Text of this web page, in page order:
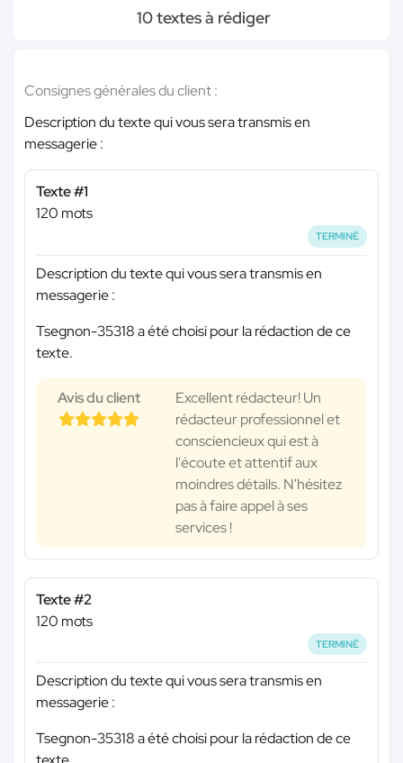
10 textes à rédiger
Consignes générales du client :
Description du texte qui vous sera transmis en
messagerie :
Texte #1
120 mots
TERMINÉ
Description du texte qui vous sera transmis en
messagerie :
Tsegnon-35318 a été choisi pour la rédaction de ce
texte.
Avis du client
Excellent rédacteur! Un
rédacteur professionnel et
consciencieux qui est à
l'écoute et attentif aux
moindres détails. N'hésitez
pas à faire appel à ses
services !
Texte #2
120 mots
TERMINÉ
Description du texte qui vous sera transmis en
messagerie :
Tsegnon-35318 a été choisi pour la rédaction de ce